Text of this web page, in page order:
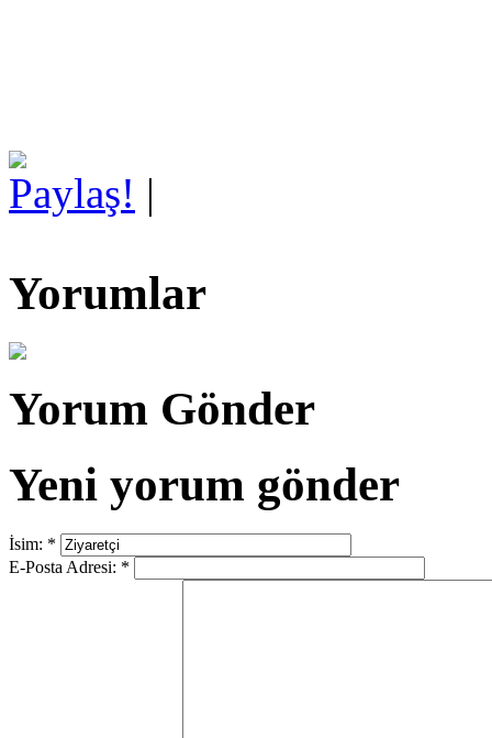
Paylaş! |
Yorumlar
Yorum Gönder
Yeni yorum gönder
İsim: *
E-Posta Adresi: *